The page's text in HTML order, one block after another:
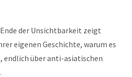
der Unsichtbarkeit zeigt
eigenen Geschichte, warum es
endlich über anti-asiatischen